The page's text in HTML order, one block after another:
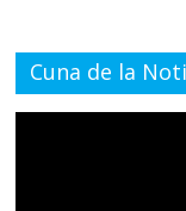
Cuna de la